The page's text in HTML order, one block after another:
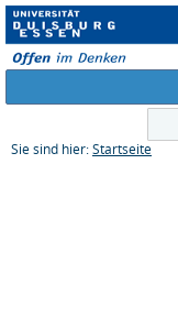
Sie sind hier: Startseite